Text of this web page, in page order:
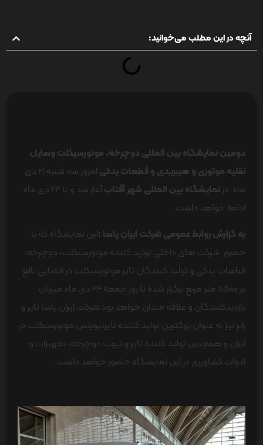
آنچه در این مطلب می‌خوانید:
دومین نمایشگاه بین المللی دوچرخه، موتورسیکلت وسایل
نقلیه موتوری و هیبریدی و قطعات یدکی
امروز سه شنبه 21 دی
ماه در نمایشگاه بین المللی شهر آفتاب
آغاز شد و تا 24 دی ماه
ادامه خواهد داشت.
به گزارش روابط عمومی شرکت ایران یاسا :این نمایشگاه که با
حضور شرکت های داخلی تولید کننده موتورسیکلت، دوچرخه،
قطعات یدکی و تولید کنندگان تایر موتورسیکلت در فضایی بالغ
بر 8500 متر مربع برگزار شده تا روز جمعه 24 دی ماه میزبان
بازدیدکنندگان و علاقه مندان خواهد بود.شرکت ایران یاسا تایر و
رابر نیز به عنوان بزرگترین تولید کننده تایرتیوبلس موتورسیکلت در
ایران و همچنین تولید کننده تایر و تیوب دوچرخه، تجهیزات و
ادوات کشاورزی در این نمایشگاه حضور خواهد داشت.